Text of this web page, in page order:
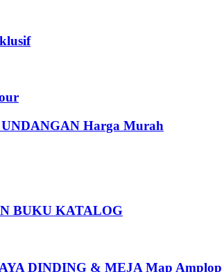
Harga Murah
BUKU KATALOG
DINDING & MEJA Map Amplop